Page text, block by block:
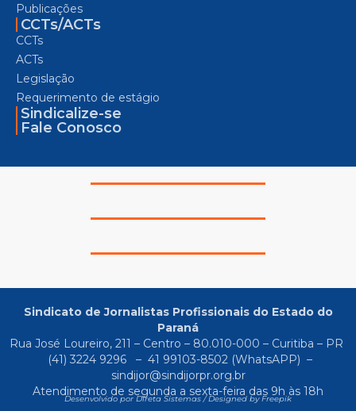
Publicações
CCTs/ACTs
CCTs
ACTs
Legislação
Requerimento de estágio
Sindicalize-se
Fale Conosco
Sindicato de Jornalistas Profissionais do Estado do
Paraná
Rua José Loureiro, 211 – Centro – 80.010-000 – Curitiba – PR
(41) 3224 9296
– 41 99103-8502(WhatsAPP) –
sindijor@sindijorpr.org.br
Atendimento de segunda a sexta-feira das 9h às 18h
Desenvolvido por Direta Sistemas /Designed by Freepik